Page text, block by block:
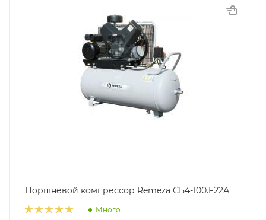
Поршневой компрессор Remeza СБ4-100.F22А
Много